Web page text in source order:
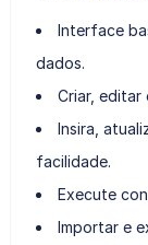
Interface
dados.
Criar, editar
Insira,
facilidade.
Execute
Importar e